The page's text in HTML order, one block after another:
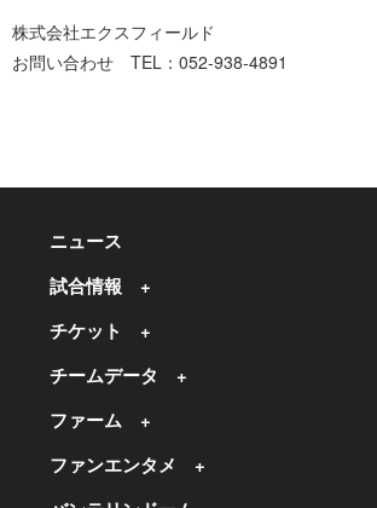
株式会社エクスフィールド
お問い合わせ TEL：052-938-4891
ニュース
試合情報
チケット
チームデータ
ファーム
ファンエンタメ